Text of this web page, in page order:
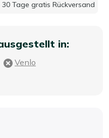
30 Tage gratis Rückversand
in:
Venlo